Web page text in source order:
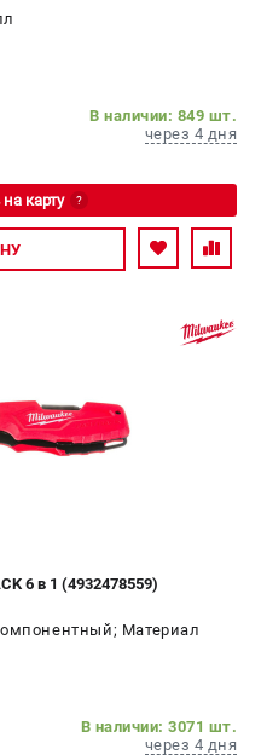
В наличии: 849 шт.
через 4 дня
карту ?
6 в 1 (4932478559)
Материал
В наличии: 3071 шт.
через 4 дня